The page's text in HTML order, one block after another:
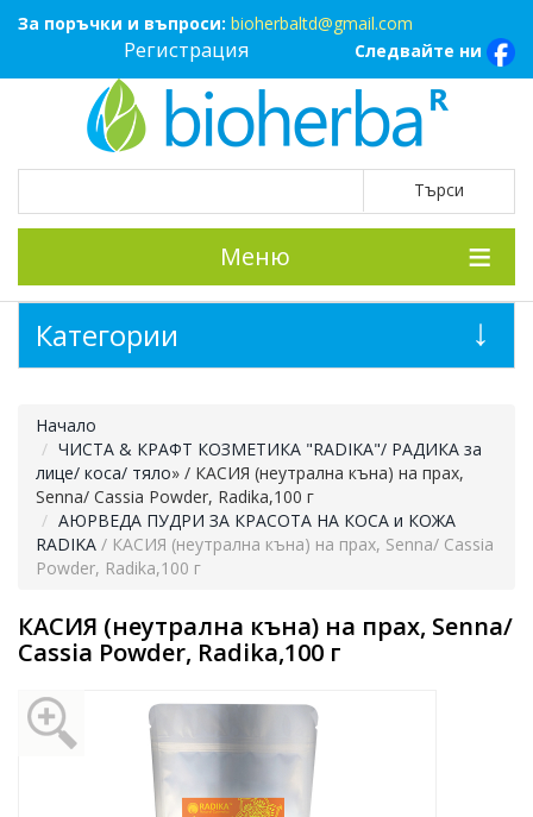
За поръчки и въпроси: bioherbaltd@gmail.com
Следвайте ни
Регистрация
Меню
Начало
ЧИСТА & КРАФТ КОЗМЕТИКА "RADIKA"/ РАДИКА за
лице/ коса/ тяло» / КАСИЯ (неутрална къна) на прах,
Senna/ Cassia Powder, Radika,100 г
АЮРВЕДА ПУДРИ ЗА КРАСОТА НА КОСА и КОЖА
RADIKA / КАСИЯ (неутрална къна) на прах, Senna/ Cassia
Powder, Radika,100 г
КАСИЯ (неутрална къна) на прах, Senna/
Cassia Powder, Radika,100 г
Категории